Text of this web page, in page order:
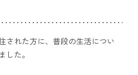
集・お知らせ
された方に、普段の生活につい
した。